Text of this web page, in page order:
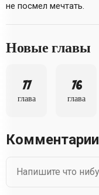
не посмел мечтать.
Новые главы
77
глава
76
глава
Комментарии